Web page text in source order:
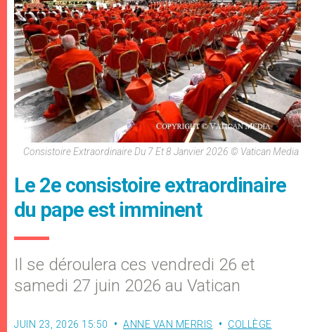
Consistoire Extraordinaire Du 7 Et 8 Janvier 2026 © Vatican Media
Le 2e consistoire extraordinaire
du pape est imminent
Il se déroulera ces vendredi 26 et
samedi 27 juin 2026 au Vatican
JUIN 23, 2026 15:50 ANNE VAN MERRIS
COLLÈGE